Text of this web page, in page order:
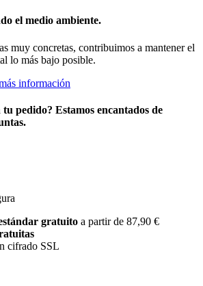
el medio ambiente.
muy concretas, contribuimos a mantener el
lo más bajo posible.
información
tu pedido? Estamos encantados de
gratuito a partir de 87,90 €
cifrado SSL